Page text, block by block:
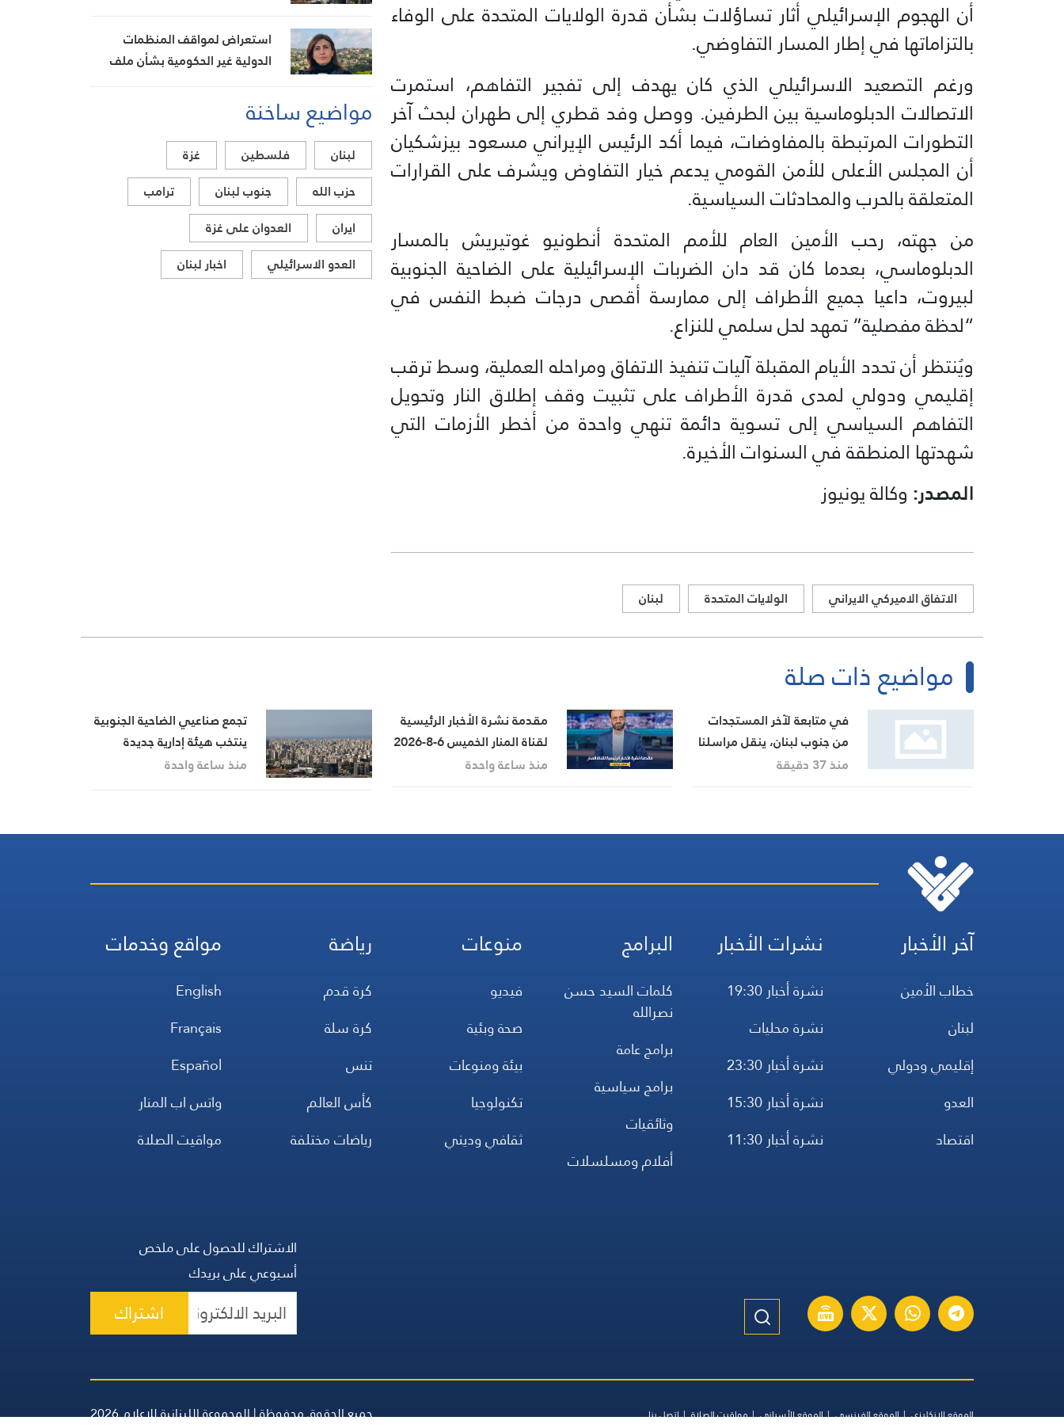
أن الهجوم الإسرائيلي أثار تساؤلات بشأن قدرة الولايات المتحدة على الوفاء
بالتزاماتها في إطار المسار التفاوضي.
ورغم التصعيد الاسرائيلي الذي كان يهدف إلى تفجير التفاهم، استمرت
الاتصالات الدبلوماسية بين الطرفين. ووصل وفد قطري إلى طهران لبحث آخر
التطورات المرتبطة بالمفاوضات، فيما أكد الرئيس الإيراني مسعود بيزشكيان
أن المجلس الأعلى للأمن القومي يدعم خيار التفاوض ويشرف على القرارات
المتعلقة بالحرب والمحادثات السياسية.
من جهته، رحب الأمين العام للأمم المتحدة أنطونيو غوتيريش بالمسار
الدبلوماسي، بعدما كان قد دان الضربات الإسرائيلية على الضاحية الجنوبية
لبيروت، داعيا جميع الأطراف إلى ممارسة أقصى درجات ضبط النفس في
“لحظة مفصلية” تمهد لحل سلمي للنزاع.
ويُنتظر أن تحدد الأيام المقبلة آليات تنفيذ الاتفاق ومراحله العملية، وسط ترقب
إقليمي ودولي لمدى قدرة الأطراف على تثبيت وقف إطلاق النار وتحويل
التفاهم السياسي إلى تسوية دائمة تنهي واحدة من أخطر الأزمات التي
شهدتها المنطقة في السنوات الأخيرة.
المصدر: وكالة يونيوز
الاتفاق الاميركي الايراني الولايات المتحدة لبنان
استعراض لمواقف المنظمات
الدولية غير الحكومية بشأن ملف
مواضيع ساخنة
لبنان فلسطين
غزة
حزب الله
جنوب لبنان
ترامب
ايران
العدوان على غزة
العدو الاسرائيلي
اخبار لبنان
مواضيع ذات صلة
في متابعة لآخر المستجدات
من جنوب لبنان، ينقل مراسلنا
هاشم السيد حسن تطورات
منذ 37 دقيقة
مقدمة نشرة الأخبار الرئيسية
لقناة المنار الخميس 6-8-2026
منذ ساعة واحدة
تجمع صناعيي الضاحية الجنوبية
ينتخب هيئة إدارية جديدة
ويبحث تحديات القطاع
منذ ساعة واحدة
آخر الأخبار
خطاب الأمين
لبنان
إقليمي ودولي
العدو
اقتصاد
نشرات الأخبار
نشرة أخبار 19:30
نشرة محليات
نشرة أخبار 23:30
نشرة أخبار 15:30
نشرة أخبار 11:30
البرامج
كلمات السيد حسن
نصرالله
برامج عامة
برامج سياسية
وثائقيات
أفلام ومسلسلات
منوعات
فيديو
صحة وبئية
بيئة ومنوعات
تكنولوجيا
ثقافي وديني
رياضة
كرة قدم
كرة سلة
تنس
كأس العالم
رياضات مختلفة
مواقع وخدمات
English
Français
Español
واتس اب المنار
مواقيت الصلاة
الاشتراك للحصول على ملخص
أسبوعي على بريدك
اشتراك
الموقع الإنكليزي الموقع الفرنسي الموقع الأسباني مواقيت الصلاة اتصل بنا جميع الحقوق محفوظة | المجموعة اللبنانية للإعلام 2026